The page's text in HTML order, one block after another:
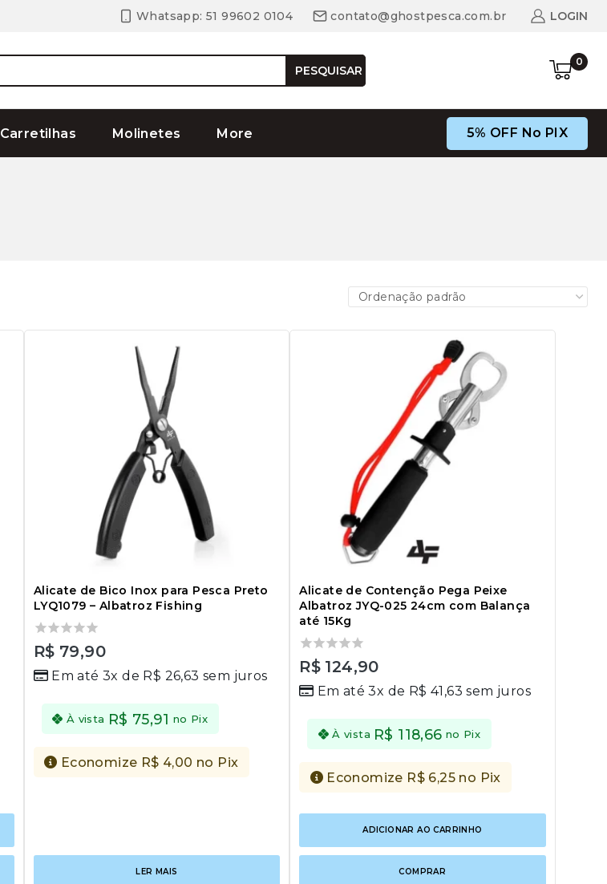
Whatsapp: 51 99602 0104 contato@ghostpesca.com.br LOGIN
PESQUISAR
0
Carretilhas Molinetes More 5% OFF No PIX
Alicate de Bico Inox para Pesca Preto
LYQ1079 – Albatroz Fishing
0
of
R$ 79,90
Em até 3x de R$ 26,63 sem juros
À vista R$ 75,91 no Pix
Economize R$ 4,00 no Pix
LER MAIS
Alicate de Contenção Pega Peixe
Albatroz JYQ-025 24cm com Balança
até 15Kg
0
of
R$ 124,90
Em até 3x de R$ 41,63 sem juros
À vista R$ 118,66 no Pix
Economize R$ 6,25no Pix
ADICIONAR AO CARRINHO
COMPRAR